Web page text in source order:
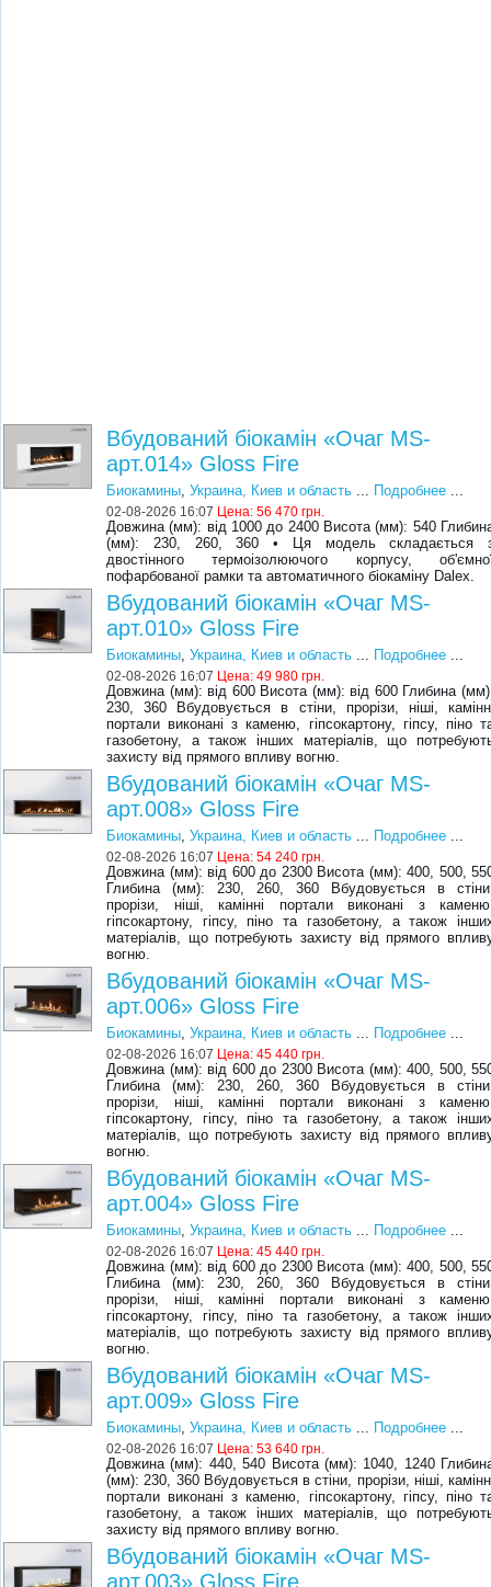
Вбудований біокамін «Очаг MS-
арт.014» Gloss Fire
Биокамины,Украина, Киев и область ... Подробнее ...
02-08-2026 16:07 Цена:56 470 грн.
Довжина (мм): від 1000 до 2400 Висота (мм): 540
(мм): 230, 260, 360 • Ця модель складається
двостінного термоізолюючого корпусу,
пофарбованої рамки та автоматичного біокаміну Dalex.
Вбудований біокамін «Очаг MS-
арт.010» Gloss Fire
Биокамины,Украина, Киев и область ... Подробнее ...
02-08-2026 16:07 Цена:49 980 грн.
Довжина (мм): від 600 Висота (мм): від 600 Глибина
230, 360 Вбудовується в стіни, прорізи, ніші,
портали виконані з каменю, гіпсокартону, гіпсу, піно
газобетону, а також інших матеріалів, що
захисту від прямого впливу вогню.
Вбудований біокамін «Очаг MS-
арт.008» Gloss Fire
Биокамины,Украина, Киев и область ... Подробнее ...
02-08-2026 16:07 Цена:54 240 грн.
Довжина (мм): від 600 до 2300 Висота (мм): 400, 500,
Глибина (мм): 230, 260, 360 Вбудовується в
прорізи, ніші, камінні портали виконані з
гіпсокартону, гіпсу, піно та газобетону, а також
матеріалів, що потребують захисту від прямого
вогню.
Вбудований біокамін «Очаг MS-
арт.006» Gloss Fire
Биокамины,Украина, Киев и область ... Подробнее ...
02-08-2026 16:07 Цена:45 440 грн.
Довжина (мм): від 600 до 2300 Висота (мм): 400, 500,
Глибина (мм): 230, 260, 360 Вбудовується в
прорізи, ніші, камінні портали виконані з
гіпсокартону, гіпсу, піно та газобетону, а також
матеріалів, що потребують захисту від прямого
вогню.
Вбудований біокамін «Очаг MS-
арт.004» Gloss Fire
Биокамины,Украина, Киев и область ... Подробнее ...
02-08-2026 16:07 Цена:45 440 грн.
Довжина (мм): від 600 до 2300 Висота (мм): 400, 500,
Глибина (мм): 230, 260, 360 Вбудовується в
прорізи, ніші, камінні портали виконані з
гіпсокартону, гіпсу, піно та газобетону, а також
матеріалів, що потребують захисту від прямого
вогню.
Вбудований біокамін «Очаг MS-
арт.009» Gloss Fire
Биокамины,Украина, Киев и область ... Подробнее ...
02-08-2026 16:07 Цена:53 640 грн.
Довжина (мм): 440, 540 Висота (мм): 1040, 1240
(мм): 230, 360 Вбудовується в стіни, прорізи, ніші,
портали виконані з каменю, гіпсокартону, гіпсу, піно
газобетону, а також інших матеріалів, що
захисту від прямого впливу вогню.
Вбудований біокамін «Очаг MS-
арт.003» Gloss Fire